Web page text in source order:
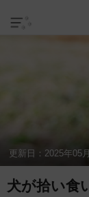
更新日： 2025年05
犬が拾い食